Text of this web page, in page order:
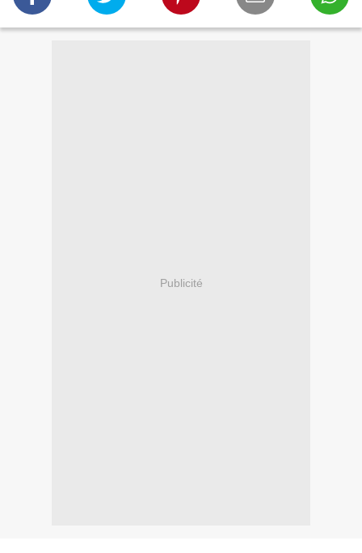
Publicité